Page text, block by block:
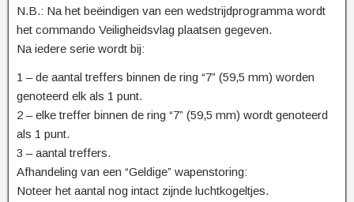
N.B.: Na het beëindigen van een wedstrijdprogramma wordt
het commando Veiligheidsvlag plaatsen gegeven.
Na iedere serie wordt bij:
1 – de aantal treffers binnen de ring “7” (59,5 mm) worden
genoteerd elk als 1 punt.
2 – elke treffer binnen de ring “7” (59,5 mm) wordt genoteerd
als 1 punt.
3 – aantal treffers.
Afhandeling van een “Geldige” wapenstoring:
Noteer het aantal nog intact zijnde luchtkogeltjes.